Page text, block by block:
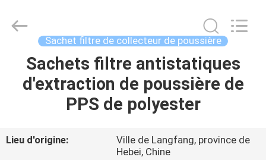
MAISON
PRODUITS
AU
filter
manufacturing
Sachet filtre de collecteur de poussière
Sachets filtre antistatiques
d'extraction de poussière de
PPS de polyester
Lieu d'origine:
Ville de Langfang, province de
Hebei, Chine